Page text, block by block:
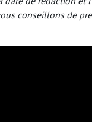
conseillons de